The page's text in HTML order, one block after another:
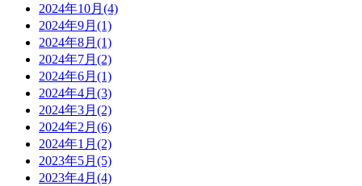
2024年10月(4)
2024年9月(1)
2024年8月(1)
2024年7月(2)
2024年6月(1)
2024年4月(3)
2024年3月(2)
2024年2月(6)
2024年1月(2)
2023年5月(5)
2023年4月(4)